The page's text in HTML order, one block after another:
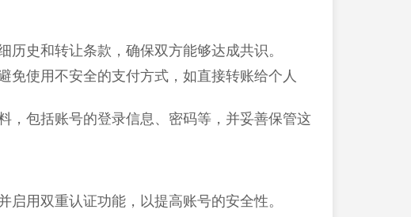
历史和转让条款，确保双方能够达成共识‌。
免使用不安全的支付方式，如直接转账给个人
，包括账号的登录信息、密码等，并妥善保管这
启用双重认证功能，以提高账号的安全性‌。